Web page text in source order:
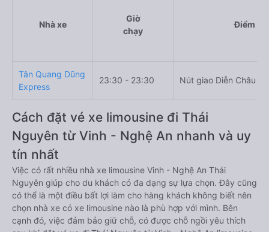
Nhà xe
Giờ
chạy
Điểm đi
Tân Quang Dũng
Express
23:30 - 23:30 Nút giao Diễn Châu
Cách đặt vé xe limousine đi Thái
Nguyên từ Vinh - Nghệ An nhanh và uy
tín nhất
Việc có rất nhiều nhà xe limousine Vinh - Nghệ An Thái
Nguyên giúp cho du khách có đa dạng sự lựa chọn. Đây cũng
có thể là một điều bất lợi làm cho hàng khách không biết nên
chọn nhà xe có xe limousine nào là phù hợp với mình. Bên
cạnh đó, việc đảm bảo giữ chỗ, có được chỗ ngồi yêu thích